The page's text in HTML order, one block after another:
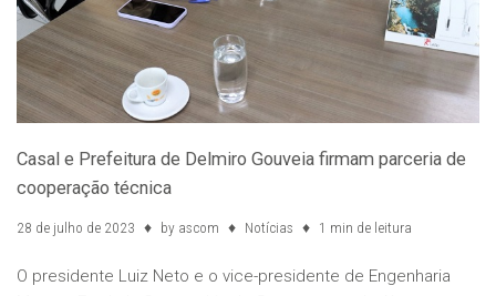
Casal e Prefeitura de Delmiro Gouveia firmam parceria de
cooperação técnica
28 de julho de 2023 by ascom Notícias 1 min de leitura
O presidente Luiz Neto e o vice-presidente de Engenharia